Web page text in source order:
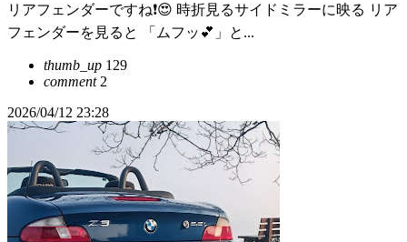
リアフェンダーですね❗😍 時折見るサイドミラーに映る リア
フェンダーを見ると 「ムフッ💕」と...
thumb_up 129
comment2
2026/04/12 23:28